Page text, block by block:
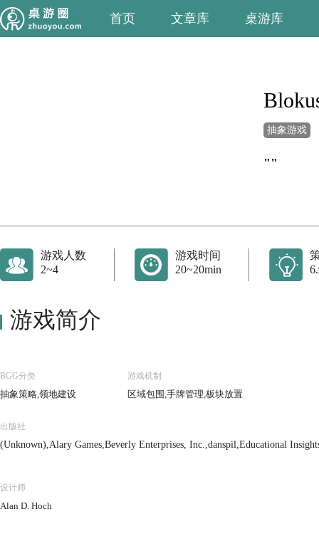
首页 文章库 桌游库
抽象游戏
""
游戏人数
2~4
游戏时间
20~20min
游戏简介
BGG分类
抽象策略,领地建设
游戏机制
区域包围,手牌管理,板块放置
出版社
(Unknown),Alary Games,Beverly Enterprises, Inc.,danspil,Educational
设计师
Alan D. Hoch